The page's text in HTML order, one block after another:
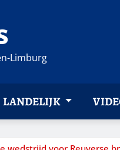
Limburg
LANDELIJK